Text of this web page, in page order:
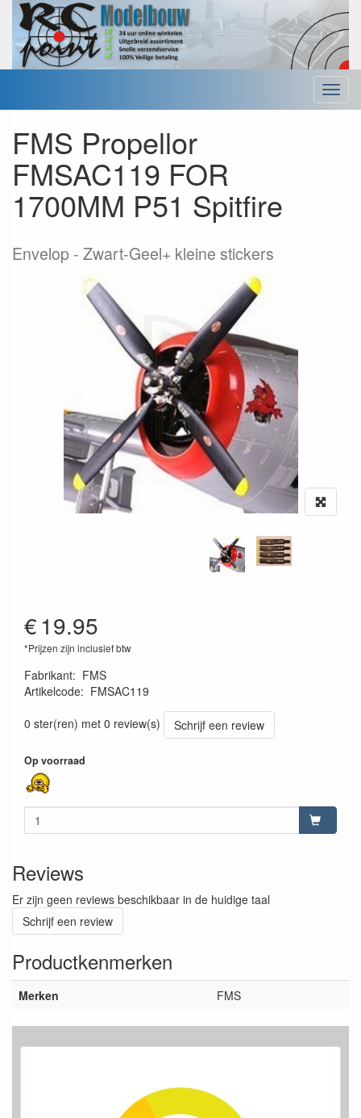
Menu
FMS Propellor
FMSAC119 FOR
1700MM P51 Spitfire
Envelop Zwart-Geel+ kleine stickers
€19.95
*Prijzen zijn inclusief btw
Fabrikant: FMS
Artikelcode: FMSAC119
0 ster(ren) met 0 review(s)
Schrijf een review
Op voorraad
Reviews
Er zijn geen reviews beschikbaar in de huidige taal
Schrijf een review
Productkenmerken
Merken FMS